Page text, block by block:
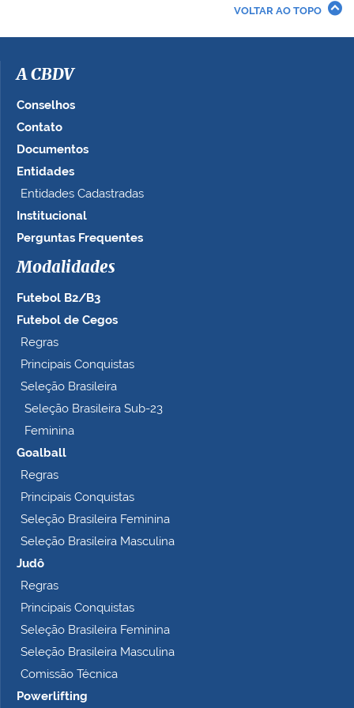
i
a
e
o
t
a
n
o
o
m
e
t
VOLTAR AO TOPO
A CBDV
Conselhos
Contato
Documentos
Entidades
Entidades Cadastradas
Institucional
Perguntas Frequentes
Modalidades
Futebol B2/B3
Futebol de Cegos
Regras
Principais Conquistas
Seleção Brasileira
Seleção Brasileira Sub-23
Feminina
Goalball
Regras
Principais Conquistas
Seleção Brasileira Feminina
Seleção Brasileira Masculina
Judô
Regras
Principais Conquistas
Seleção Brasileira Feminina
Seleção Brasileira Masculina
Comissão Técnica
Powerlifting